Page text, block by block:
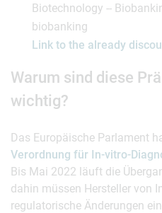
Biotechnology --
biobanking
Link to the already
Warum sind diese
wichtig?
Das Europäische Parlament
Verordnung für In-vitro-
Bis Mai 2022 läuft die
dahin müssen Hersteller von
regulatorische Änderungen